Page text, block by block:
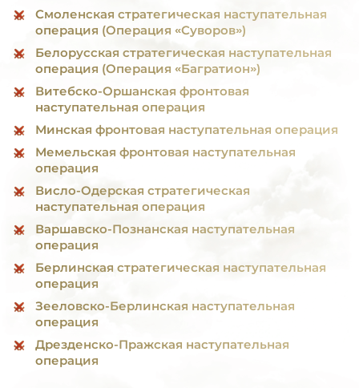
Смоленская стратегическая наступательная
операция (Операция «Суворов»)
Белорусская стратегическая наступательная
операция (Операция «Багратион»)
Витебско-Оршанская фронтовая
наступательная операция
Минская фронтовая наступательная операция
Мемельская фронтовая наступательная
операция
Висло-Одерская стратегическая
наступательная операция
Варшавско-Познанская наступательная
операция
Берлинская стратегическая наступательная
операция
Зееловско-Берлинская наступательная
операция
Дрезденско-Пражская наступательная
операция